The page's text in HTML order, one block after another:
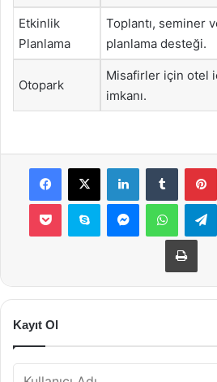
Etkinlik
Planlama
Toplantı, seminer
planlama desteği.
Otopark
Misafirler için otel
imkanı.
Facebook
X LinkedInTumblr
Pocket Skype Messenger
Kayıt Ol